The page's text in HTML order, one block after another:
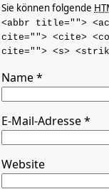
Sie können folgende
<abbr title="">
cite=""> <cite>
cite=""> <s>
Name*
E-Mail-Adresse*
Website